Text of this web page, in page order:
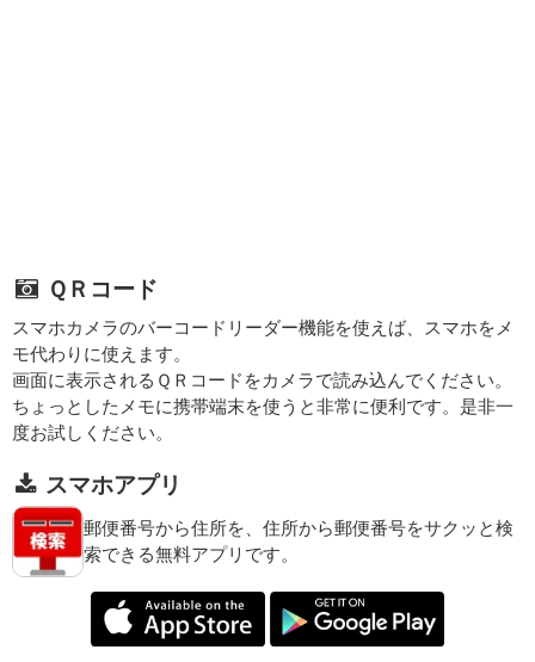
ＱＲコード
スマホカメラのバーコードリーダー機能を使えば、スマホをメ
モ代わりに使えます。
画面に表示されるＱＲコードをカメラで読み込んでください。
ちょっとしたメモに携帯端末を使うと非常に便利です。是非一
度お試しください。
スマホアプリ
郵便番号から住所を、住所から郵便番号をサクッと検
索できる無料アプリです。